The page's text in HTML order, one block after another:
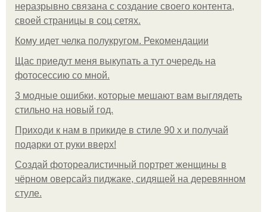
неразрывно связана с создание своего контента,
своей страницы в соц сетях.
Кому идет челка полукругом. Рекомендации
Щас приедут меня выкупать а тут очередь на
фотосессию со мной.
3 модные ошибки, которые мешают вам выглядеть
стильно на новый год.
Приходи к нам в прикиде в стиле 90 х и получай
подарки от руки вверх!
Создай фотореалистичный портрет женщины в
чёрном оверсайз пиджаке, сидящей на деревянном
стуле.